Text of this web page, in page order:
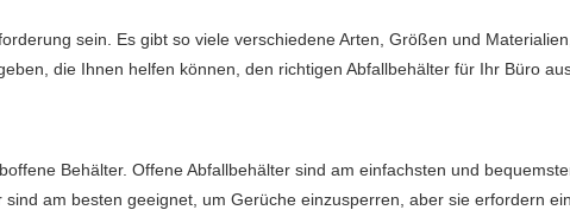
sein. Es gibt so viele verschiedene Arten, Größen und
die Ihnen helfen können, den richtigen Abfallbehälter für Ihr Büro
Behälter. Offene Abfallbehälter sind am einfachsten und
am besten geeignet, um Gerüche einzusperren, aber sie erfordern